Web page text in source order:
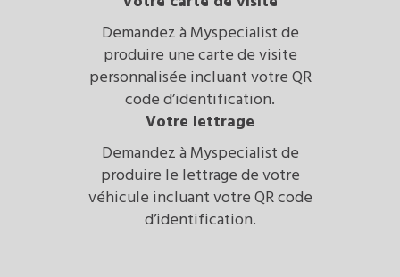
Demandez à Myspecialist de
produire une carte de visite
personnalisée incluant votre QR
code d’identification.
Votre lettrage
Demandez à Myspecialist de
produire le lettrage de votre
véhicule incluant votre QR code
d’identification.